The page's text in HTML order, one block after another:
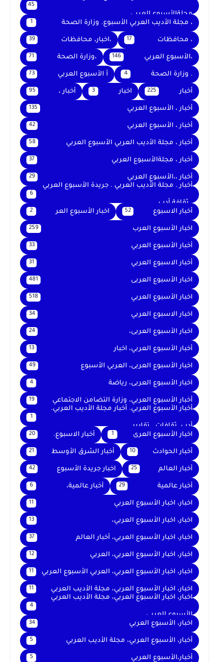
مجلةالأسبوع العربي
45
، مجلة الأديب العربي الأسبوع. وزارة الصحة 1
، محافظات 17 ،اخبار، محافظات 39
،الأسبوع العربي 146 ،وزارة الصحة 71
. وزارة الصحة 4 أ الأسبوع العربي 73
أخبار 225 اخبار 3 أخبار ، 95
أخبار ، الأسبوع العربي 135
أخبار ، الأسبوع العربي 42
أخبار ، مجلة الأديب العربي الأسبوع العربي 58
أخبار ، مجلةالأسبوع العربي 37
أخبار ،،الأسبوع العربي 29
أخبار . مجلة الأديب العربي . جريدة الأسبوع العربي
. ثقافة أدب
6
أخبار الاسبوع 52 اخبار الأسبوع العر 2
اخبار الأسبوع العرب 259
أخبار الأسبوع العربي 33
أخبار الاسبوع العربي 31
اخبار الأسبوع العربى 481
اخبار الأسبوع العربي 518
اخبار الاسبوع العربي 34
اخبار الأسبوع العربى، 24
أخبار الأسبوع العربي، اخبار 13
اخبار الأسبوع العربى، العربي الأسبوع 49
اخبار الأسبوع العربى، رياضة 4
أخبار الأسبوع العربي، وزارة التضامن الاجتماعي 19
أخبار الأسبوع العربي. أخبار مجلة الأديب العربي.
أدب. ثقافات . تقارير .
1
اخبار الأسبوع العرى 1 أخبار الاسبوع. 20
أخبار الحوادث 10 أخبار الشرق الأوسط 21
أخبار العالم 25 اخبار جريدة الأسبوع 42
أخبار عالمية 29 أخبار عالمية، 6
اخبار، اخبار الأسبوع العربي 11
اخبار، اخبار الأسبوع العربي، 13
اخبار، اخبار الأسبوع العربي، أخبار العالم 37
اخبار، اخبار الأسبوع العربي، العربي 12
اخبار، اخبار الأسبوع العربي، العربي الأسبوع العربي 11
اخبار، اخبار الأسبوع العربي، مجلة الأديب العربي 11
اخبار، اخبار الأسبوع العربي، مجلة الأديب العربي
الأسبوع العربي
4
اخبار، الأسبوع العربي 34
أخبار، الأسبوع العربي، مجلة الأديب العربي 5
أخبار،الأسبوع العربي 5